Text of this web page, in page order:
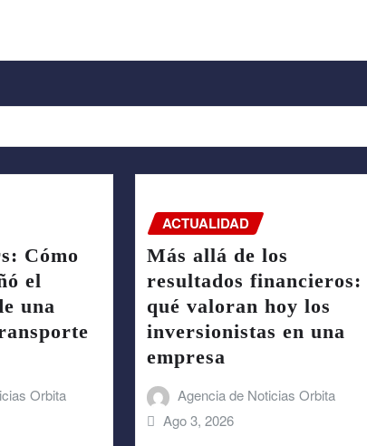
Cómo
el
una
Orbita
ACTUALIDAD
Más allá de los
resultados financieros:
qué valoran hoy los
inversionistas en una
empresa
Agencia de Noticias Orbita
Ago 3, 2026